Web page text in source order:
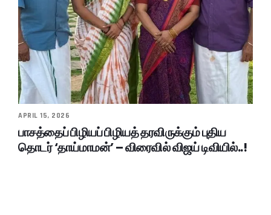
APRIL 15, 2026
பாசத்தைப் பிழியப் பிழியத் தரவிருக்கும் புதிய
தொடர் ‘தாய்மாமன்’ – விரைவில் விஜய் டிவியில்..!